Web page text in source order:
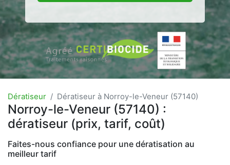
Dératiseur Dératiseur à Norroy-le-Veneur (57140)
Norroy-le-Veneur (57140) :
dératiseur (prix, tarif, coût)
Faites-nous confiance pour une dératisation au
meilleur tarif